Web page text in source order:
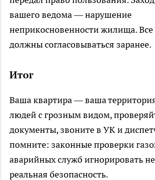
вашего ведома — нарушение
неприкосновенности жилища.
должны согласовываться заранее.
Итог
Ваша квартира — ваша
людей с грозным видом,
документы, звоните в УК и
помните: законные проверки
аварийных служб игнорировать
реальная безопасность.